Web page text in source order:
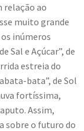
relação ao
muito grande
inúmeros
Sal e Açúcar”, de
estreia do
bata”, de Sol
fortíssima,
Assim,
sobre o futuro do